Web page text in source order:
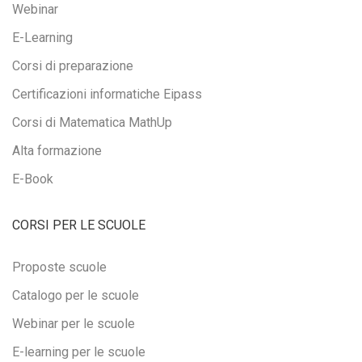
Webinar
E-Learning
Corsi di preparazione
Certificazioni informatiche Eipass
Corsi di Matematica MathUp
Alta formazione
E-Book
CORSI PER LE SCUOLE
Proposte scuole
Catalogo per le scuole
Webinar per le scuole
E-learning per le scuole